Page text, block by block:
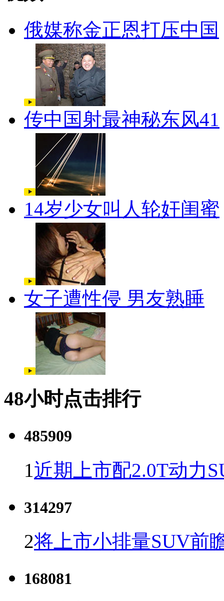
俄媒称金正恩打压中国
传中国射最神秘东风41
14岁少女叫人轮奸闺蜜
女子遭性侵 男友熟睡
48小时点击排行
485909
1近期上市配2.0T动力
314297
2将上市小排量SUV前
168081